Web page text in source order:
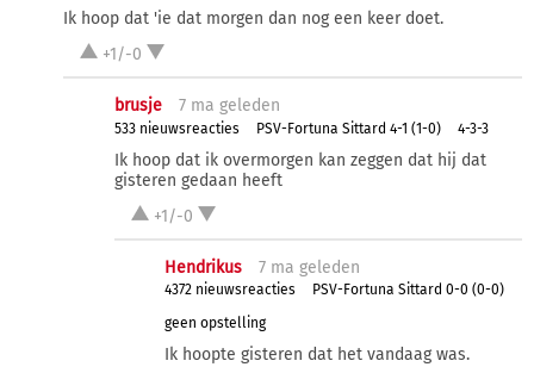
Ik hoop dat 'ie dat morgen dan nog een keer doet.
+1/-0
brusje 7 ma geleden
533 nieuwsreacties PSV-Fortuna Sittard 4-1 (1-0) 4-3-3
Ik hoop dat ik overmorgen kan zeggen dat hij dat
gisteren gedaan heeft
+1/-0
Hendrikus 7 ma geleden
4372 nieuwsreacties
PSV-Fortuna Sittard 0-0 (0-0)
geen opstelling
Ik hoopte gisteren dat het vandaag was.